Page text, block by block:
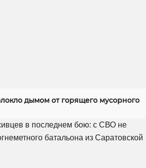
дымом от горящего мусорного